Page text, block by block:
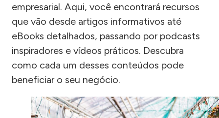
empresarial. Aqui, você encontrará recursos
que vão desde artigos informativos até
eBooks detalhados, passando por podcasts
inspiradores e vídeos práticos. Descubra
como cada um desses conteúdos pode
beneficiar o seu negócio.